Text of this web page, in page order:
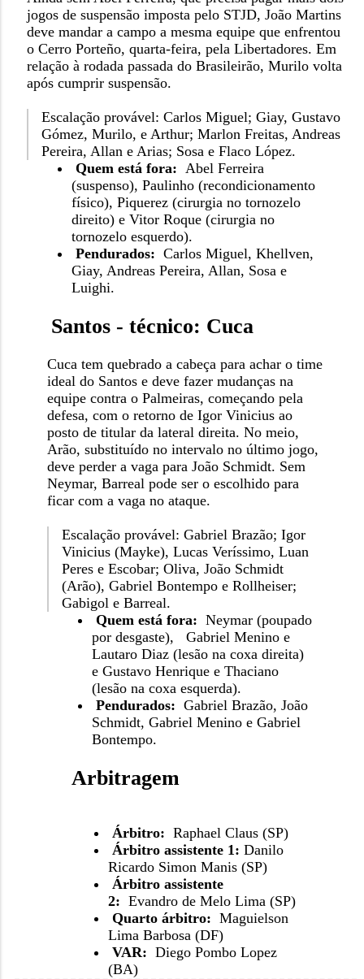
jogos de suspensão imposta pelo STJD, João Martins
deve mandar a campo a mesma equipe que enfrentou
o Cerro Porteño, quarta-feira, pela Libertadores. Em
relação à rodada passada do Brasileirão, Murilo volta
após cumprir suspensão.
Escalação provável: Carlos Miguel; Giay, Gustavo
Gómez, Murilo, e Arthur; Marlon Freitas, Andreas
Pereira, Allan e Arias; Sosa e Flaco López.
Quem está fora: Abel Ferreira
(suspenso), Paulinho (recondicionamento
físico), Piquerez (cirurgia no tornozelo
direito) e Vitor Roque (cirurgia no
tornozelo esquerdo).
Pendurados: Carlos Miguel, Khellven,
Giay, Andreas Pereira, Allan, Sosa e
Luighi.
Santos - técnico: Cuca
Cuca tem quebrado a cabeça para achar o time
ideal do Santos e deve fazer mudanças na
equipe contra o Palmeiras, começando pela
defesa, com o retorno de Igor Vinicius ao
posto de titular da lateral direita. No meio,
Arão, substituído no intervalo no último jogo,
deve perder a vaga para João Schmidt. Sem
Neymar, Barreal pode ser o escolhido para
ficar com a vaga no ataque.
Escalação provável: Gabriel Brazão; Igor
Vinicius (Mayke), Lucas Veríssimo, Luan
Peres e Escobar; Oliva, João Schmidt
(Arão), Gabriel Bontempo e Rollheiser;
Gabigol e Barreal.
Quem está fora: Neymar (poupado
por desgaste),
Gabriel Menino e
Lautaro Diaz (lesão na coxa direita)
e Gustavo Henrique e Thaciano
(lesão na coxa esquerda).
Pendurados: Gabriel Brazão, João
Schmidt, Gabriel Menino e Gabriel
Bontempo.
Arbitragem
Árbitro: Raphael Claus (SP)
Árbitro assistente 1: Danilo
Ricardo Simon Manis (SP)
Árbitro assistente
2: Evandro de Melo Lima (SP)
Quarto árbitro: Maguielson
Lima Barbosa (DF)
VAR: Diego Pombo Lopez
(BA)